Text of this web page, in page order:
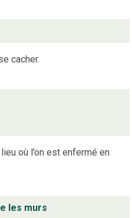
cacher.
où l’on est enfermé en
les murs